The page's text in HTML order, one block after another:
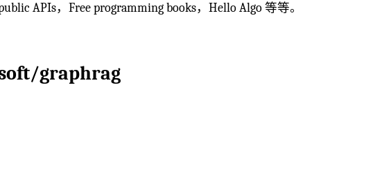
APIs，Free programming books，Hello Algo 等等。
graphrag